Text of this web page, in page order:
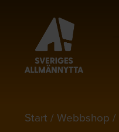
Start Webbshop